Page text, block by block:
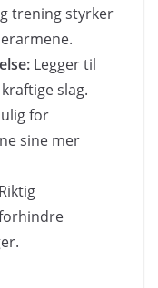
trening styrker
Legger til
slag.
for
sine mer
Riktig